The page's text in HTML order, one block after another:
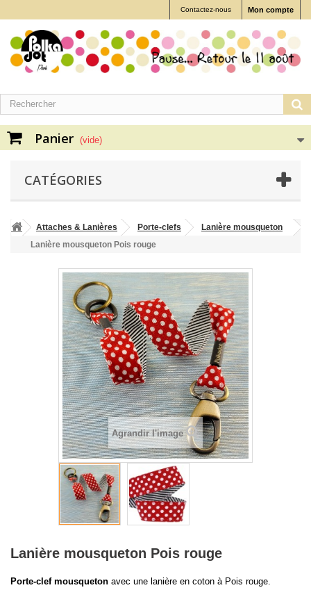
Mon compte
Contactez-nous
Panier (vide)
CATÉGORIES
Attaches & Lanières Porte-clefs
Lanière mousqueton
Lanière mousqueton Pois rouge
Agrandir l'image
Lanière mousqueton Pois rouge
Porte-clef mousqueton avec une lanière en coton à Pois rouge.